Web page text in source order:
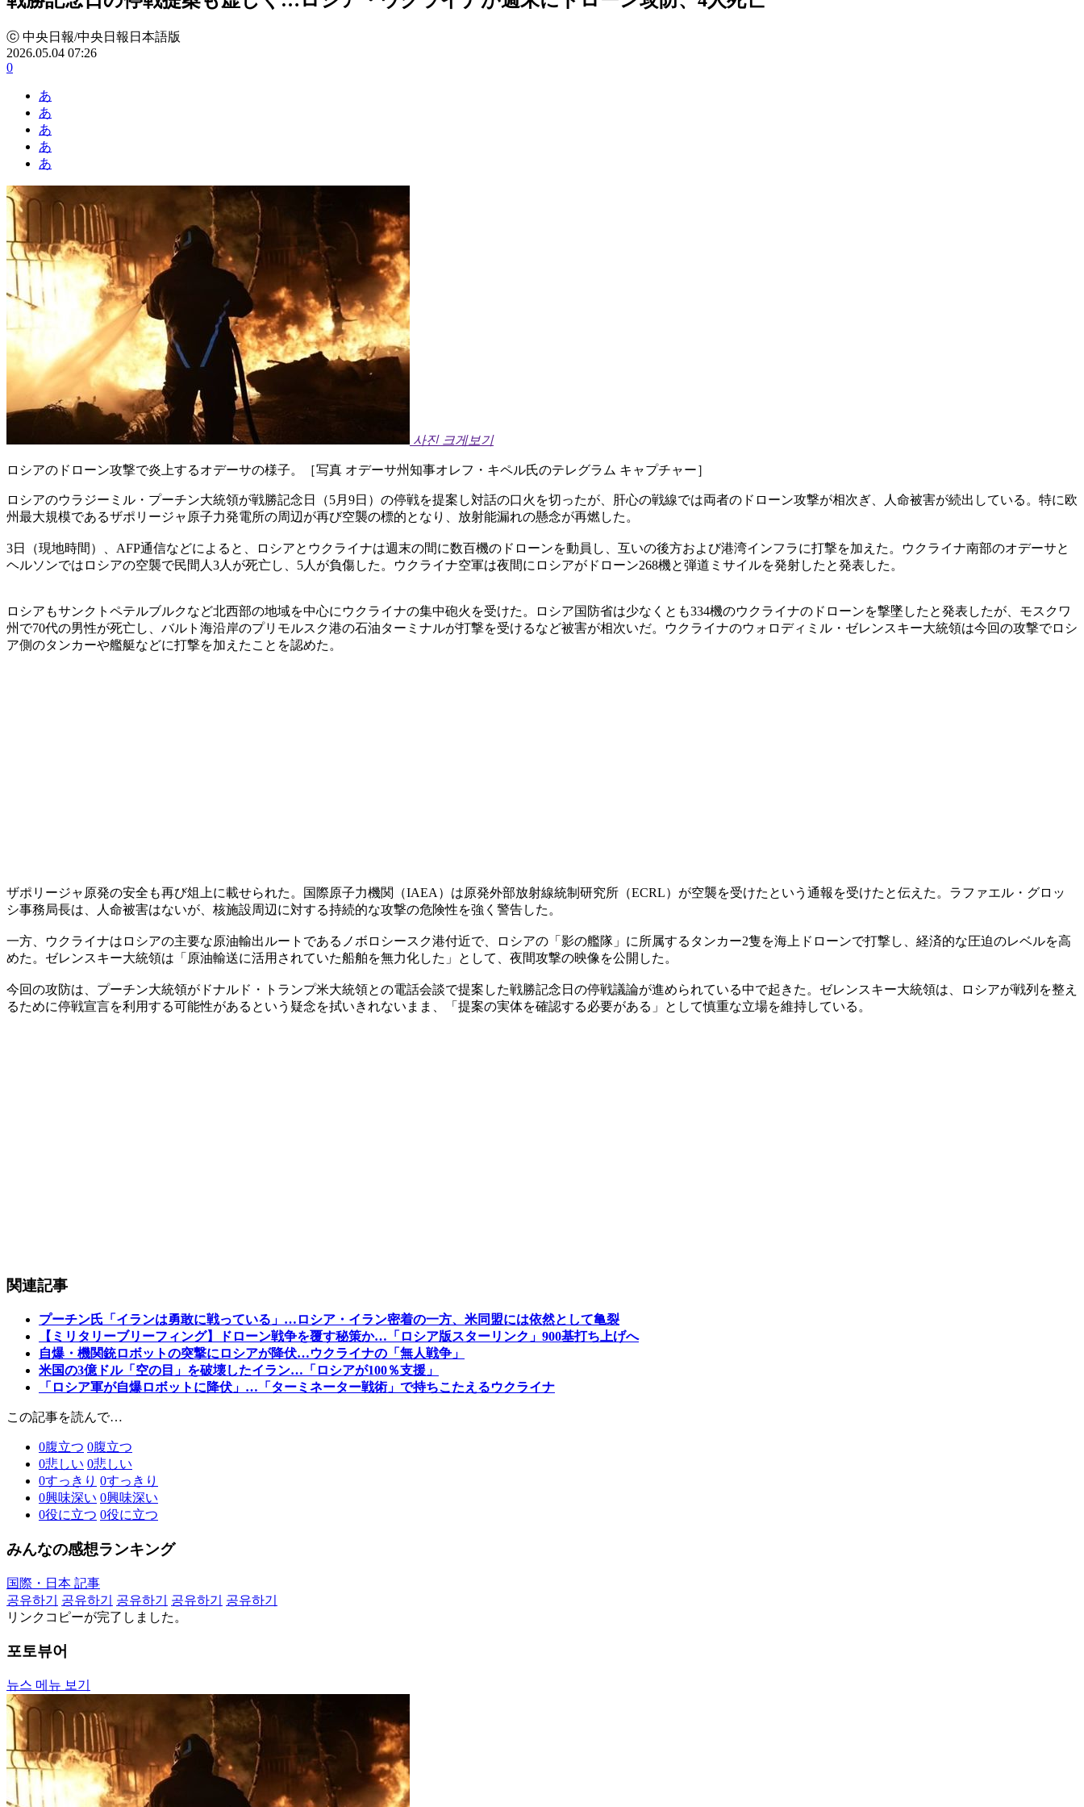
ⓒ 中央日報/中央日報日本語版
2026.05.04 07:26
0
あ
あ
あ
あ
あ
사진 크게보기
ロシアのドローン攻撃で炎上するオデーサの様子。［写真 オデーサ州知事オレフ・キペル氏のテレグラム キャプチャー］
ロシアのウラジーミル・プーチン大統領が戦勝記念日（5月9日）の停戦を提案し対話の口火を切ったが、肝心の戦線では両者のドローン攻撃が相次ぎ、人命被害が続出している。特に欧
州最大規模であるザポリージャ原子力発電所の周辺が再び空襲の標的となり、放射能漏れの懸念が再燃した。
3日（現地時間）、AFP通信などによると、ロシアとウクライナは週末の間に数百機のドローンを動員し、互いの後方および港湾インフラに打撃を加えた。ウクライナ南部のオデーサと
ヘルソンではロシアの空襲で民間人3人が死亡し、5人が負傷した。ウクライナ空軍は夜間にロシアがドローン268機と弾道ミサイルを発射したと発表した。
ロシアもサンクトペテルブルクなど北西部の地域を中心にウクライナの集中砲火を受けた。ロシア国防省は少なくとも334機のウクライナのドローンを撃墜したと発表したが、モスクワ
州で70代の男性が死亡し、バルト海沿岸のプリモルスク港の石油ターミナルが打撃を受けるなど被害が相次いだ。ウクライナのウォロディミル・ゼレンスキー大統領は今回の攻撃でロシ
ア側のタンカーや艦艇などに打撃を加えたことを認めた。
ザポリージャ原発の安全も再び俎上に載せられた。国際原子力機関（IAEA）は原発外部放射線統制研究所（ECRL）が空襲を受けたという通報を受けたと伝えた。ラファエル・グロッ
シ事務局長は、人命被害はないが、核施設周辺に対する持続的な攻撃の危険性を強く警告した。
一方、ウクライナはロシアの主要な原油輸出ルートであるノボロシースク港付近で、ロシアの「影の艦隊」に所属するタンカー2隻を海上ドローンで打撃し、経済的な圧迫のレベルを高
めた。ゼレンスキー大統領は「原油輸送に活用されていた船舶を無力化した」として、夜間攻撃の映像を公開した。
今回の攻防は、プーチン大統領がドナルド・トランプ米大統領との電話会談で提案した戦勝記念日の停戦議論が進められている中で起きた。ゼレンスキー大統領は、ロシアが戦列を整え
るために停戦宣言を利用する可能性があるという疑念を拭いきれないまま、「提案の実体を確認する必要がある」として慎重な立場を維持している。
関連記事
プーチン氏「イランは勇敢に戦っている」…ロシア・イラン密着の一方、米同盟には依然として亀裂
【ミリタリーブリーフィング】ドローン戦争を覆す秘策か…「ロシア版スターリンク」900基打ち上げへ
自爆・機関銃ロボットの突撃にロシアが降伏…ウクライナの「無人戦争」
米国の3億ドル「空の目」を破壊したイラン…「ロシアが100％支援」
「ロシア軍が自爆ロボットに降伏」…「ターミネーター戦術」で持ちこたえるウクライナ
この記事を読んで…
0腹立つ 0腹立つ
0悲しい 0悲しい
0すっきり 0すっきり
0興味深い 0興味深い
0役に立つ 0役に立つ
みんなの感想ランキング
国際・日本 記事
공유하기
공유하기 공유하기 공유하기
공유하기
リンクコピーが完了しました。
포토뷰어
뉴스 메뉴 보기